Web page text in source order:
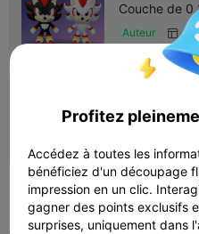
Couche de
remplissage
Auteur  6
remplissage
Profitez
Accédez à toutes les
bénéficiez d'un découpage
impression en un clic.
gagner des points exclusifs
surprises, uniquement dans